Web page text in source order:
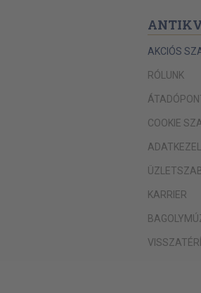
AKCIÓS
RÓLUNK
COOKIE
KARRIER